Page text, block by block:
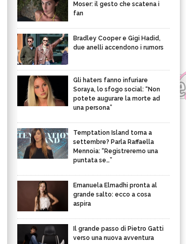
Moser: il gesto che scatena i
fan
Bradley Cooper e Gigi Hadid,
due anelli accendono i rumors
Gli haters fanno infuriare
Soraya, lo sfogo social: “Non
potete augurare la morte ad
una persona”
Temptation Island torna a
settembre? Parla Raffaella
Mennoia: “Registreremo una
puntata se…”
Emanuela Elmadhi pronta al
grande salto: ecco a cosa
aspira
Il grande passo di Pietro Gatti
verso una nuova avventura